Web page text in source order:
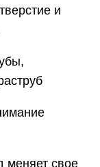
и
меняет свое